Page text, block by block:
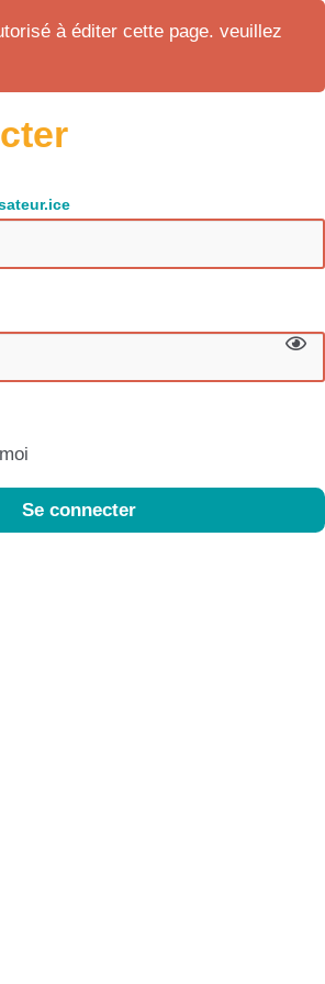
à éditer cette page. veuillez
Se connecter